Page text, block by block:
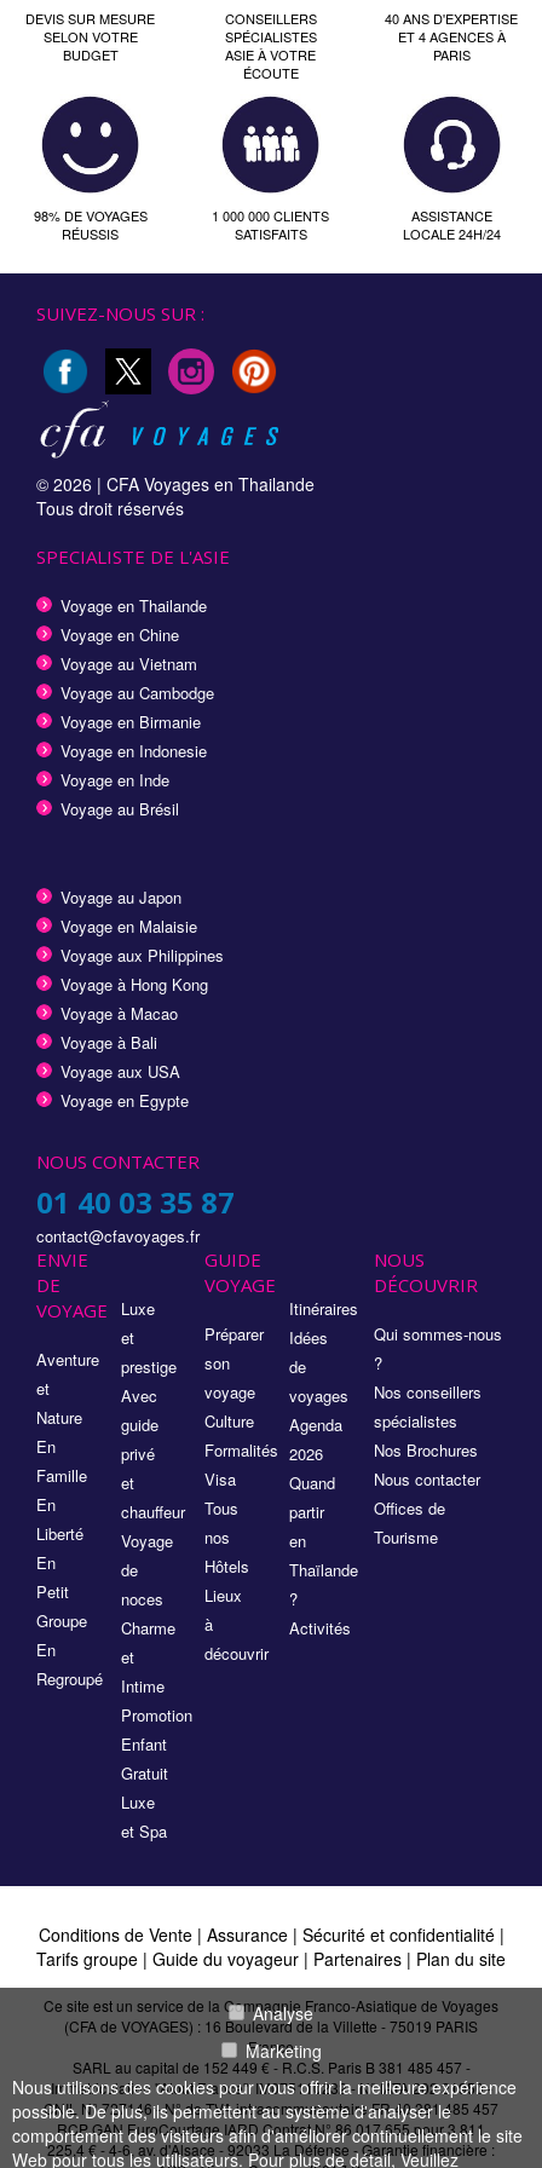
DEVIS SUR MESURE
SELON VOTRE
BUDGET
CONSEILLERS
SPÉCIALISTES
ASIE À VOTRE
ÉCOUTE
40 ANS D'EXPERTISE
ET 4 AGENCES À
PARIS
98% DE VOYAGES
RÉUSSIS
1 000 000 CLIENTS
SATISFAITS
ASSISTANCE
LOCALE 24H/24
SUIVEZ-NOUS SUR :
© 2026 | CFA Voyages en Thailande
Tous droit réservés
SPECIALISTE DE L'ASIE
Voyage en Thailande
Voyage en Chine
Voyage au Vietnam
Voyage au Cambodge
Voyage en Birmanie
Voyage en Indonesie
Voyage en Inde
Voyage au Brésil
Voyage au Japon
Voyage en Malaisie
Voyage aux Philippines
Voyage à Hong Kong
Voyage à Macao
Voyage à Bali
Voyage aux USA
Voyage en Egypte
NOUS CONTACTER
01 40 03 35 87
contact@cfavoyages.fr
ENVIE
DE
VOYAGE
Aventure
et
Nature
En
Famille
En
Liberté
En
Petit
Groupe
En
Regroupé
Luxe
et
prestige
Avec
guide
privé
et
chauffeur
Voyage
de
noces
Charme
et
Intime
Promotion
Enfant
Gratuit
Luxe
et Spa
GUIDE
VOYAGE
Préparer
son
voyage
Culture
Formalités
Visa
Tous
nos
Hôtels
Lieux
à
découvrir
Itinéraires
Idées
de
voyages
Agenda
2026
Quand
partir
en
Thaïlande
?
Activités
NOUS
DÉCOUVRIR
Qui sommes-nous
?
Nos conseillers
spécialistes
Nos Brochures
Nous contacter
Offices de
Tourisme
Conditions de Vente| Assurance | Sécurité et confidentialité|
Tarifs groupe | Guide du voyageur | Partenaires | Plan du site
Ce site est un service de la Compagnie Franco-Asiatique de Voyages
(CFA de VOYAGES) : 16 Boulevard de la Villette - 75019 PARIS
France
SARL au capital de 152 449 € - R.C.S. Paris B 381 485 457 -
Immatriculation "Atout France": IM075110232 - N° IATA 202 21950 -
CNIL N° 727146 - N° de TVA intracommunautaire FR 40 381 485 457
RCP GAN EuroCourtage IARD Contrat N° 86.017.655 pour 3 811
225,4 € - 4-6, av. d'Alsace - 92033 La Défense - Garantie financière :
Analyse
Marketing
Nous utilisons des cookies pour vous offrir la meilleure expérience
possible. De plus, ils permettent au système d'analyser le
comportement des visiteurs afin d'améliorer continuellement le site
Web pour tous les utilisateurs. Pour plus de détail, Veuillez